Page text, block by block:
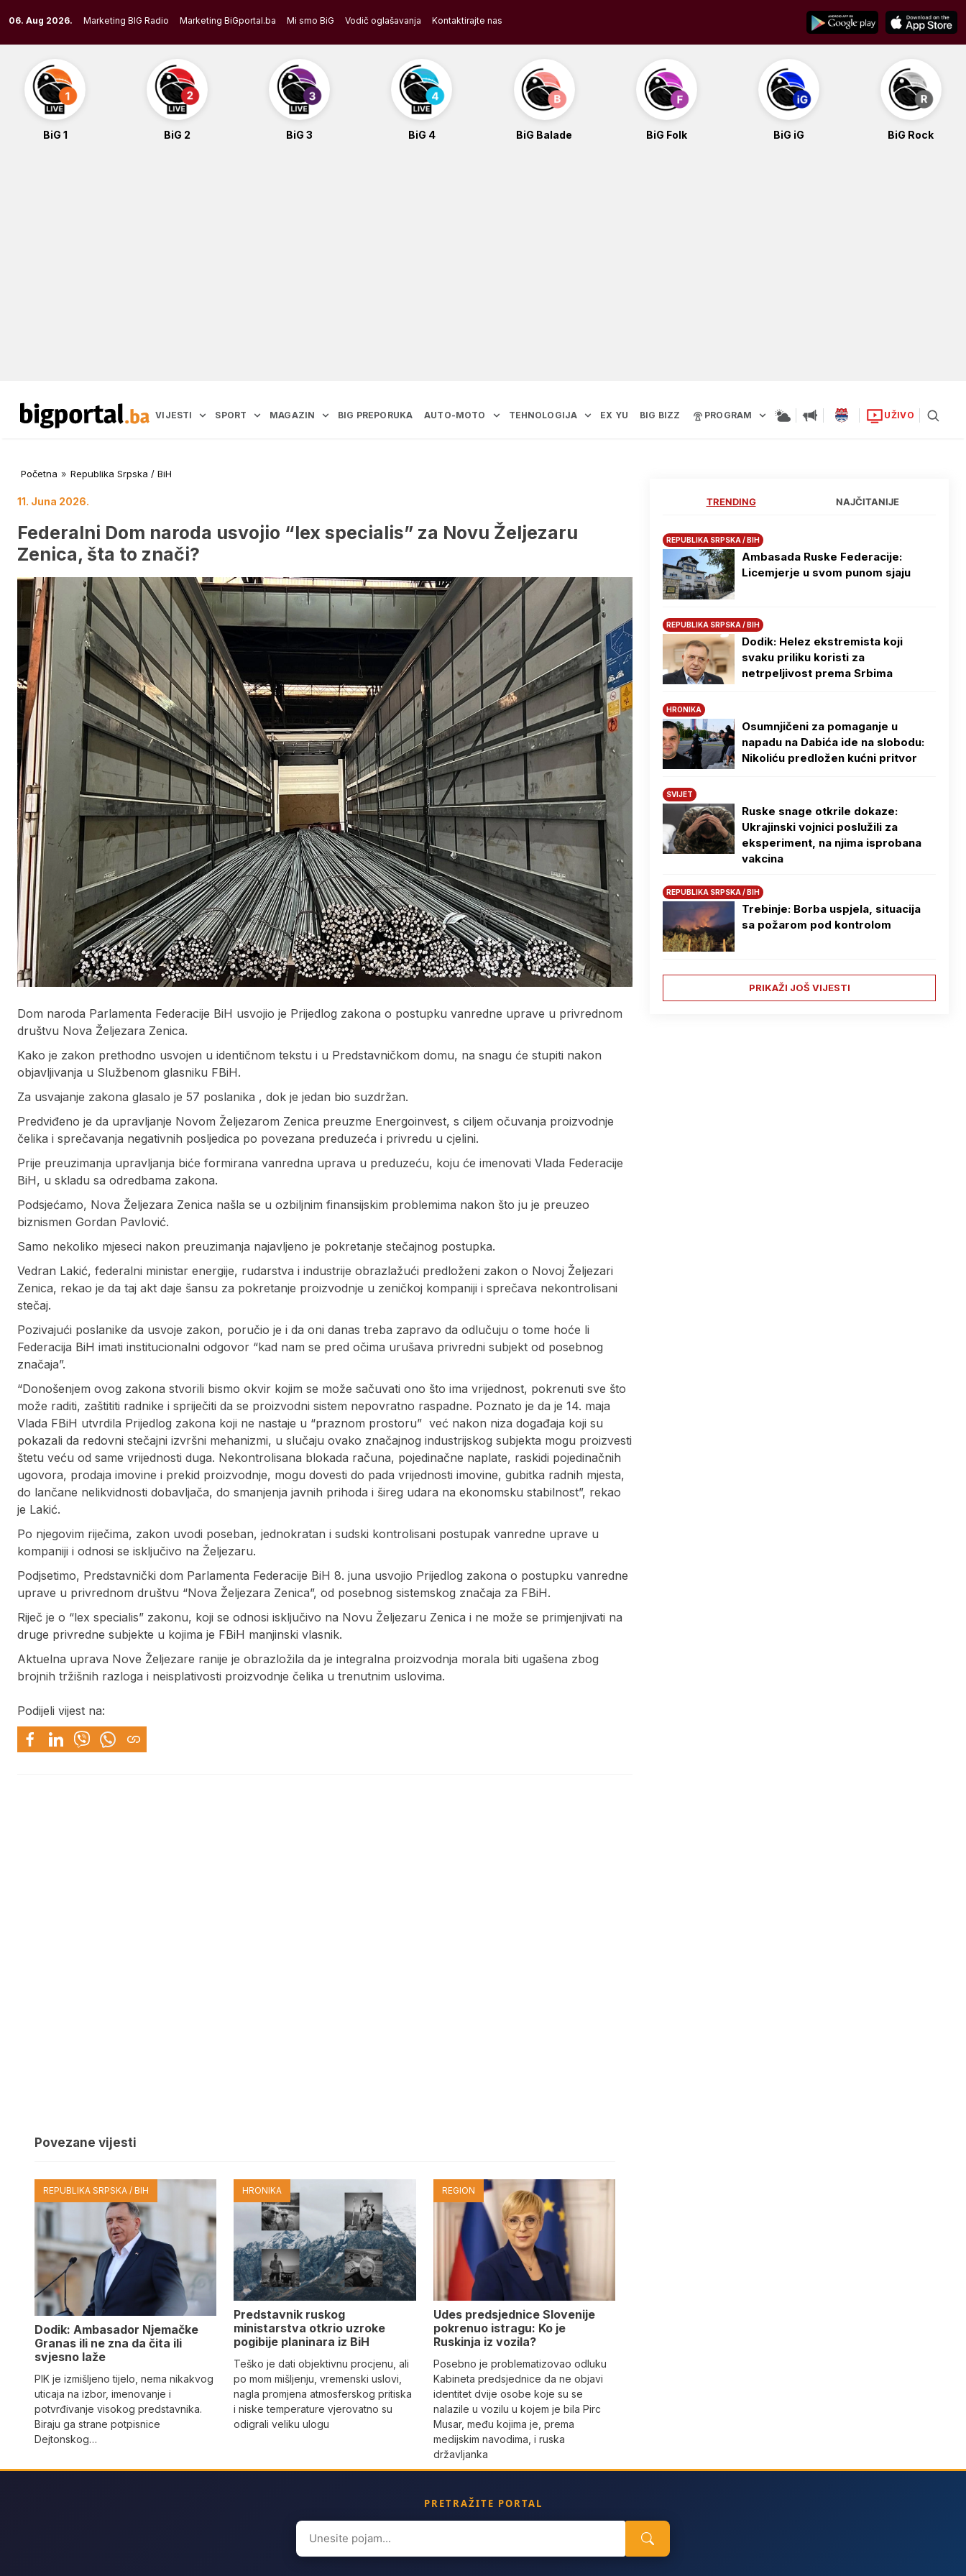
to
content
06. Aug 2026. Marketing BIG Radio Marketing BiGportal.ba Mi smo BiG Vodič oglašavanja Kontaktirajte nas
BiG 1 BiG 2 BiG 3 BiG 4 BiG Balade BiG Folk BiG iG BiG Rock
VIJESTI SPORT MAGAZIN BIG PREPORUKA AUTO-MOTO TEHNOLOGIJA EX YU BIG BIZZ PROGRAM UŽIVO
Početna » Republika Srpska / BiH
11. Juna 2026.
Federalni Dom naroda usvojio “lex specialis” za Novu Željezaru
Zenica, šta to znači?
Dom naroda Parlamenta Federacije BiH usvojio je Prijedlog zakona o postupku vanredne uprave u privrednom
društvu Nova Željezara Zenica.
Kako je zakon prethodno usvojen u identičnom tekstu i u Predstavničkom domu, na snagu će stupiti nakon
objavljivanja u Službenom glasniku FBiH.
Za usvajanje zakona glasalo je 57 poslanika , dok je jedan bio suzdržan.
Predviđeno je da upravljanje Novom Željezarom Zenica preuzme Energoinvest, s ciljem očuvanja proizvodnje
čelika i sprečavanja negativnih posljedica po povezana preduzeća i privredu u cjelini.
Prije preuzimanja upravljanja biće formirana vanredna uprava u preduzeću, koju će imenovati Vlada Federacije
BiH, u skladu sa odredbama zakona.
Podsjećamo, Nova Željezara Zenica našla se u ozbiljnim finansijskim problemima nakon što ju je preuzeo
biznismen Gordan Pavlović.
Samo nekoliko mjeseci nakon preuzimanja najavljeno je pokretanje stečajnog postupka.
Vedran Lakić, federalni ministar energije, rudarstva i industrije obrazlažući predloženi zakon o Novoj Željezari
Zenica, rekao je da taj akt daje šansu za pokretanje proizvodnje u zeničkoj kompaniji i sprečava nekontrolisani
stečaj.
Pozivajući poslanike da usvoje zakon, poručio je i da oni danas treba zapravo da odlučuju o tome hoće li
Federacija BiH imati institucionalni odgovor “kad nam se pred očima urušava privredni subjekt od posebnog
značaja”.
“Donošenjem ovog zakona stvorili bismo okvir kojim se može sačuvati ono što ima vrijednost, pokrenuti sve što
može raditi, zaštititi radnike i spriječiti da se proizvodni sistem nepovratno raspadne. Poznato je da je 14. maja
Vlada FBiH utvrdila Prijedlog zakona koji ne nastaje u “praznom prostoru” već nakon niza događaja koji su
pokazali da redovni stečajni izvršni mehanizmi, u slučaju ovako značajnog industrijskog subjekta mogu proizvesti
štetu veću od same vrijednosti duga. Nekontrolisana blokada računa, pojedinačne naplate, raskidi pojedinačnih
ugovora, prodaja imovine i prekid proizvodnje, mogu dovesti do pada vrijednosti imovine, gubitka radnih mjesta,
do lančane nelikvidnosti dobavljača, do smanjenja javnih prihoda i šireg udara na ekonomsku stabilnost”, rekao
je Lakić.
Po njegovim riječima, zakon uvodi poseban, jednokratan i sudski kontrolisani postupak vanredne uprave u
kompaniji i odnosi se isključivo na Željezaru.
Podjsetimo, Predstavnički dom Parlamenta Federacije BiH 8. juna usvojio Prijedlog zakona o postupku vanredne
uprave u privrednom društvu “Nova Željezara Zenica”, od posebnog sistemskog značaja za FBiH.
Riječ je o “lex specialis” zakonu, koji se odnosi isključivo na Novu Željezaru Zenica i ne može se primjenjivati na
druge privredne subjekte u kojima je FBiH manjinski vlasnik.
Aktuelna uprava Nove Željezare ranije je obrazložila da je integralna proizvodnja morala biti ugašena zbog
brojnih tržišnih razloga i neisplativosti proizvodnje čelika u trenutnim uslovima.
Podijeli vijest na:
Povezane vijesti
REPUBLIKA SRPSKA / BIH
Dodik: Ambasador Njemačke
Granas ili ne zna da čita ili
svjesno laže
PIK je izmišljeno tijelo, nema nikakvog
uticaja na izbor, imenovanje i
potvrđivanje visokog predstavnika.
Biraju ga strane potpisnice
Dejtonskog…
HRONIKA
Predstavnik ruskog
ministarstva otkrio uzroke
pogibije planinara iz BiH
Teško je dati objektivnu procjenu, ali
po mom mišljenju, vremenski uslovi,
nagla promjena atmosferskog pritiska
i niske temperature vjerovatno su
odigrali veliku ulogu
REGION
Udes predsjednice Slovenije
pokrenuo istragu: Ko je
Ruskinja iz vozila?
Posebno je problematizovao odluku
Kabineta predsjednice da ne objavi
identitet dvije osobe koje su se
nalazile u vozilu u kojem je bila Pirc
Musar, među kojima je, prema
medijskim navodima, i ruska
državljanka
TRENDING NAJČITANIJE
REPUBLIKA SRPSKA / BIH
Ambasada Ruske Federacije:
Licemjerje u svom punom sjaju
REPUBLIKA SRPSKA / BIH
Dodik: Helez ekstremista koji
svaku priliku koristi za
netrpeljivost prema Srbima
HRONIKA
Osumnjičeni za pomaganje u
napadu na Dabića ide na slobodu:
Nikoliću predložen kućni pritvor
SVIJET
Ruske snage otkrile dokaze:
Ukrajinski vojnici poslužili za
eksperiment, na njima isprobana
vakcina
REPUBLIKA SRPSKA / BIH
Trebinje: Borba uspjela, situacija
sa požarom pod kontrolom
PRIKAŽI JOŠ VIJESTI
PRETRAŽITE PORTAL
Search
for: